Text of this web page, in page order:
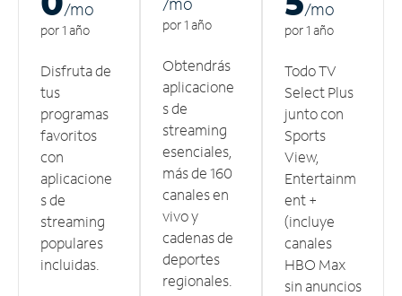
/mo
por 1 año
Disfruta de
tus
programas
favoritos
con
aplicacione
s de
streaming
populares
incluidas.
por 1 año
Obtendrás
aplicacione
s de
streaming
esenciales,
más de 160
canales en
vivo y
cadenas de
deportes
regionales.
/mo
por 1 año
Todo TV
Select Plus
junto con
Sports
View,
Entertainm
ent +
(incluye
canales
HBO Max
sin anuncios